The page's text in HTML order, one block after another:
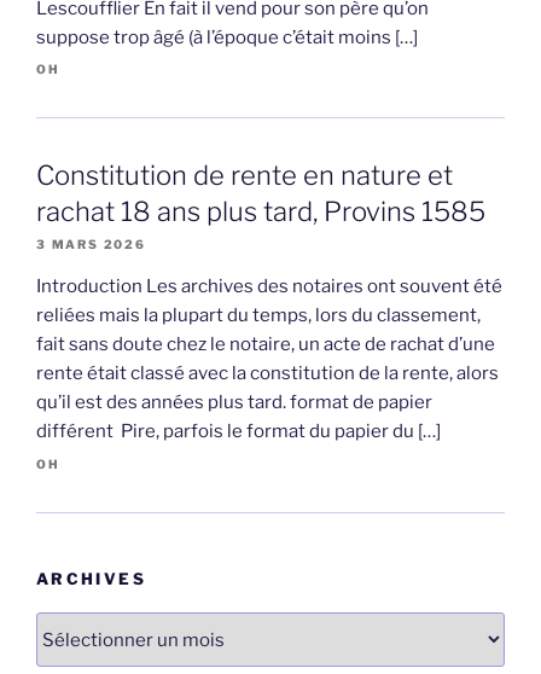
Lescoufflier En fait il vend pour son père qu’on
suppose trop âgé (à l’époque c’était moins […]
OH
Constitution de rente en nature et
rachat 18 ans plus tard, Provins 1585
3 MARS 2026
Introduction Les archives des notaires ont souvent été
reliées mais la plupart du temps, lors du classement,
fait sans doute chez le notaire, un acte de rachat d’une
rente était classé avec la constitution de la rente, alors
qu’il est des années plus tard. format de papier
différent Pire, parfois le format du papier du […]
OH
ARCHIVES